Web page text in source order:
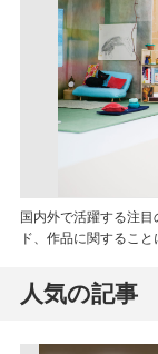
国内外で活躍する注
ド、作品に関するこ
人気の記事